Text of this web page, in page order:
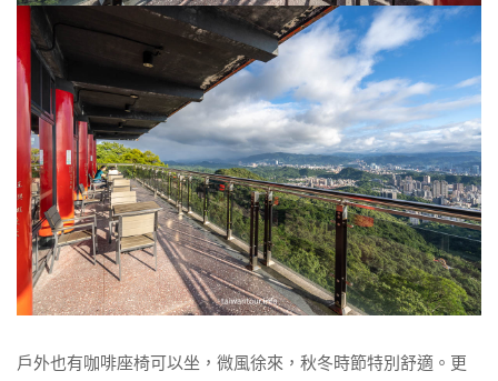
戶外也有咖啡座椅可以坐，微風徐來，秋冬時節特別舒適。更